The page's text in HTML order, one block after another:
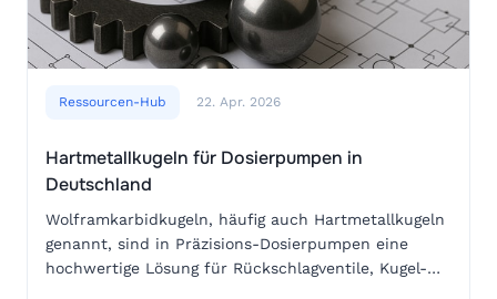
Ressourcen-Hub 22. Apr. 2026
Hartmetallkugeln für Dosierpumpen in
Deutschland
Wolframkarbidkugeln, häufig auch Hartmetallkugeln genannt, sind in Präzisions-Dosierpumpen eine hochwertige Lösung für Rückschlagventile, Kugel-Sitz-Dichtungen und anspruchsvolle Förderaufgaben. Sie werden eingesetzt, wenn Stahlkugeln durch abrasive Partikel, hohe Taktzahlen, chemisch aggressive Medien oder enge Dosiertoleranzen zu schnell verschleißen. Für Betreiber in Deutschland, etwa in Chemieparks am Rhein, in der Wasseraufbereitung, in der Batteriematerialproduktion, in der Pharmaindustrie oder in Anlagen rund um Hamburg, Duisburg, Ludwigshafen, Leverkusen, Frankfurt am Main und München, steht dabei vor allem eines im Mittelpunkt: eine dauerhaft wiederholgenaue Dosierung bei geringer Leckage.Die wichtigste Auswahlentscheidung betrifft den Binder. Wolframkarbid mit Kobaltbinder bietet sehr hohe Zähigkeit und Verschleißfestigkeit, ist jedoch in manchen sauren oder oxidierenden Medien weniger beständig. Wolframkarbid mit Nickelbinder ist häufig die bessere Wahl bei korrosiven Chemikalien, Säuren, Laugen und chloridhaltigen Medien. Ebenso entscheidend sind Kugeldurchmesser, Rundheit, Oberflächengüte, Härte, Paarung mit dem Ventilsitz und die Reinigungsfähigkeit im Prozess.Für deutsche Einkäufer empfiehlt sich eine technische Spezifikation, die nicht nur den Werkstoff nennt, sondern auch Toleranzgrad, Oberflächenrauheit, Binderanteil, Dichte, Härte, Medienverträglichkeit, Prüfzeugnisse und Verpackung definiert. Bei kritischen Dosierpumpen ist der Stückpreis der Kugel meist weniger relevant als die Gesamtbetriebskosten. Eine Kugel, die Wartungsintervalle verlängert, ungeplante Stillstände reduziert und Dichtheit stabil hält, kann sich bereits nach wenigen Servicezyklen auszahlen.KriteriumWolframkarbid mit KobaltWolframkarbid mit NickelPraxisbewertung für DeutschlandVerschleißfestigkeitSehr hochSehr hochBeide Varianten eignen sich für lange LaufzeitenZähigkeitMeist höherGut, abhängig vom BinderanteilKobalt ist vorteilhaft bei StoßbelastungKorrosionsbeständigkeitMedienabhängig begrenztHäufig besserNickel ist oft sinnvoll bei ChemiedosierungEinsatz in SäurenNur nach PrüfungOft bevorzugtMedienliste und Temperatur sind entscheidendKostenOft etwas günstigerOft etwas höherKosten müssen gegen Standzeit gerechnet werdenTypischer NutzenRobuste VerschleißlösungChemisch robustere PräzisionslösungAuswahl nach Medium, Druck und TaktzahlDie Tabelle zeigt: Es gibt keine pauschal beste Hartmetallkugel. Entscheidend ist die Verbindung aus Medium, Pumpentyp, Ventilsitz, Temperatur, Druck, Partikelbelastung und geforderter Dosiergenauigkeit. Bei unklaren Medien sollte eine technische Bemusterung mit dokumentierter Prüfung erfolgen.Präzisions-Dosierpumpen arbeiten häufig mit Kugelrückschlagventilen. Bei jedem Hub öffnet und schließt die Kugel auf dem Sitz. Die Kugel muss schnell ansprechen, sauber abdichten und mechanisch stabil bleiben. Schon geringe Veränderungen an Oberfläche, Rundheit oder Durchmesser können zu Rückströmung, schwankender Dosiermenge oder erhöhtem Energiebedarf führen. Wolframkarbid ist aufgrund seiner hohen Härte, Dichte und Verschleißbeständigkeit besonders für solche Ventilfunktionen geeignet.In Deutschland werden Dosierpumpen in sehr unterschiedlichen Industrien verwendet. In der kommunalen Wasseraufbereitung dosieren sie Fällmittel, Desinfektionschemikalien oder pH-Regulatoren. In Chemieparks wie Ludwigshafen, Marl, Leverkusen oder Frankfurt-Höchst fördern sie Additive, Katalysatorlösungen, Säuren, Laugen und Prozesshilfsstoffe. In der Lebensmittel- und Getränkeindustrie werden Reinigungschemikalien, Enzyme oder Konzentrate dosiert. In der Batteriewertschöpfungskette, etwa bei Vorprodukten für Kathodenmaterialien, sind abrasive Suspensionen und korrosive Elektrolytbestandteile ein wachsendes Thema.Der Vorteil einer Wolframkarbidkugel liegt nicht nur in ihrer Härte. Ihre hohe Dichte unterstützt ein definiertes Schließverhalten. Ihre polierbare Oberfläche verbessert die Dichtlinie zum Sitz. Ihre Formstabilität hilft, die Dosiercharakteristik über lange Laufzeiten konstant zu halten. Bei sehr kleinen Dosiermengen, wie sie in Laboranlagen, Pilotanlagen, Analysentechnik oder pharmazeutischer Produktion vorkommen, kann dies den Unterschied zwischen stabiler Prozessführung und wiederkehrender Kalibrierung ausmachen.Typische Baugrößen reichen von kleinen Kugeln für Mikrodosierpumpen bis zu größeren Ventilkugeln für Prozesspumpen mit hoher Förderleistung. Neben dem Durchmesser spielen Dichte, Bindergehalt, Korngröße, Magnetisierbarkeit, Poliergrad und Maßklasse eine Rolle. In Anlagen mit strengen Reinheitsanforderungen muss zudem geprüft werden, ob Abriebpartikel, Metallionen oder Reinigungsmedien die Produktqualität beeinflussen könnten.Für den deutschen Markt sind nachvollziehbare Qualitätsnachweise wichtig. Einkäufer, Instandhalter und Anlagenbauer erwarten stabile Chargen, messbare Toleranzen, zuverlässige Liefertermine und klare Kommunikation. Besonders in exportorientierten Anlagen, die über Häfen wie Hamburg, Bremerhaven oder Rotterdam beliefert werden, zählt eine robuste Lieferkette. Ein guter Lieferant unterstützt daher nicht nur mit Kugeln, sondern auch mit technischer Beratung zur passenden Werkstoff- und Sitzpaarung.Wolframkarbidkugeln bestehen nicht ausschließlich aus Wolframkarbid. Das Hartstoffgefüge wird durch einen metallischen Binder zusammengehalten. In vielen Standardanwendungen wird Kobalt verwendet. Für chemisch anspruchsvolle Medien wird häufig Nickel gewählt. Die Entscheidung zwischen Kobalt- und Nickelbinder ist besonders wichtig, wenn Dosierpumpen mit Säuren, Laugen, chloridhaltigen Flüssigkeiten, oxidierenden Medien oder abrasiven Suspensionen arbeiten.Kobaltbinder bietet ausgezeichnete mechanische Eigenschaften. Er ist zäh, belastbar und bewährt bei abrasivem Verschleiß. In Pumpen, die Schlämme, Pigmente, Füllstoffe, Kalkmilch, Aktivkohlesuspensionen oder keramische Partikel dosieren, kann Kobalt-Hartmetall eine sehr robuste Lösung sein. Problematisch kann Kobalt jedoch in bestimmten korrosiven Umgebungen werden. Wenn das Medium den Binder angreift, verliert die Oberfläche an Integrität, und die Dichtlinie kann sich verschlechtern.Nickelbinder wird gewählt, wenn chemische Beständigkeit stärker gewichtet wird. Nickelgebundenes Wolframkarbid zeigt in vielen sauren oder alkalischen Medien bessere Widerstandsfähigkeit. Es ist daher häufig sinnvoll für chemische Dosieranlagen, Wasseraufbereitung, Oberflächentechnik, Galvanik, Abgasreinigung und Prozesschemie. Dennoch ersetzt Nickel keine Medienprüfung. Konzentration, Temperatur, Verunreinigungen, Strömungsgeschwindigkeit und Sauerstoffgehalt können das Korrosionsverhalten deutlich verändern.Für die Praxis empfiehlt sich ein Auswahlprozess in drei Stufen. Zuerst wird das Medium mit Konzentration, Temperatur und Feststoffanteil beschrieben. Danach wird die mechanische Beanspruchung bewertet: Taktzahl, Druckdifferenz, Sitzmaterial, Pumpenhub und Einbaulage. Schließlich werden Prüfungen oder Referenzerfahrungen herangezogen. Bei kritischen Anlagen in Deutschland, etwa in der kontinuierlichen Chemieproduktion, ist eine kleine Bemusterung unter realen Betriebsbedingungen oft günstiger als ein ungeplanter Anlagenstopp.AnwendungsfallBesser geeignetWarumGegenüberstellungAbrasive, wenig korrosive SuspensionKobaltbinderSehr gute Zähigkeit und VerschleißfestigkeitKobalt schlägt Nickel bei Stoß- und Partikelbelastung häufigSäurehaltige DosierungNickelbinderOft bessere chemische BeständigkeitNickel reduziert Risiko von BinderangriffChloridhaltige MedienNickelbinder nach PrüfungKorrosionsrisiko ist kritischKobalt nur mit bestätigter Freigabe einsetzenHohe Taktzahl, mäßige ChemieKobalt oder NickelVentilgeometrie wird entscheidendSitzpaarung wichtiger als Binder alleinReinigungszyklen mit aggressiven MedienNickelbinderBessere Beständigkeit gegen Reinigungschemie möglichReinigungsplan in Auswahl einbeziehenKostensensible StandardpumpeKobaltbinderGute Leistung bei oft günstigeren KostenNickel lohnt sich bei korrosivem RisikoDiese Gegenüberstellung verdeutlicht, dass die Binderwahl immer eine technische und wirtschaftliche Entscheidung ist. Für deutsche Betreiber mit hohen Anforderungen an Arbeitssicherheit, Dokumentation und Anlagenverfügbarkeit sollte die Auswahl schriftlich begründet und mit Prozessdaten abgesichert werden.Dosiergenauigkeit ist nicht nur eine Frage der Pumpensteuerung. Sie hängt stark vom Zustand der Rückschlagventile ab. Wenn eine Kugel verschleißt, ihre Oberfläche aufraut oder der Sitz eingelaufen ist, verändert sich das Öffnungs- und Schließverhalten. Es kann zu Rückfluss, verzögerter Ventilreaktion, Gasansammlung oder ungleichmäßiger Fördermenge kommen. Wolframkarbidkugeln helfen, diese Alterung zu verlangsamen.Die hohe Härte von Wolframkarbid schützt gegen Abrasion. Das ist besonders wichtig, wenn das Medium Feststoffe enthält. In der Wasser- und Abwassertechnik können Fällmittel, Kalkmilch oder Schlämme feine Partikel mitführen. In der Farben- und Lackindustrie treten Pigmente und Füllstoffe auf. In der Keramik-, Glas- und Baustoffchemie können mineralische Bestandteile die Ventile stark beanspruchen. Auch in der Batteriematerialproduktion sind feine Pulver in Flüssigsystemen relevant.Eine glatte Oberfläche reduziert Reibung und unterstützt eine saubere Dichtlinie. Je besser die Kugel poliert ist, desto geringer ist die Wahrscheinlichkeit, dass Partikel dauerhaft anhaften. Dennoch darf die Kugel nicht isoliert betrachtet werden. Wenn der Sitz weicher ist als die Kugel, kann er schneller einlaufen. Wenn der Sitz zu hart oder schlecht bearbeitet ist, kann es zu ungleichmäßiger Kontaktspannung kommen. Die Paarung entscheidet über die reale Standzeit.Über lange Betriebszeiten zeigt sich der wirtschaftliche Nutzen. Eine Pumpe, die statt alle drei Monate nur einmal pro Jahr geöffnet werden muss, spart nicht nur Ersatzteile. Sie reduziert Stillstandszeit, Spülaufwand, Freigabeprozeduren, Arbeitsschutzmaßnahmen und Dokumentationsaufwand. In de